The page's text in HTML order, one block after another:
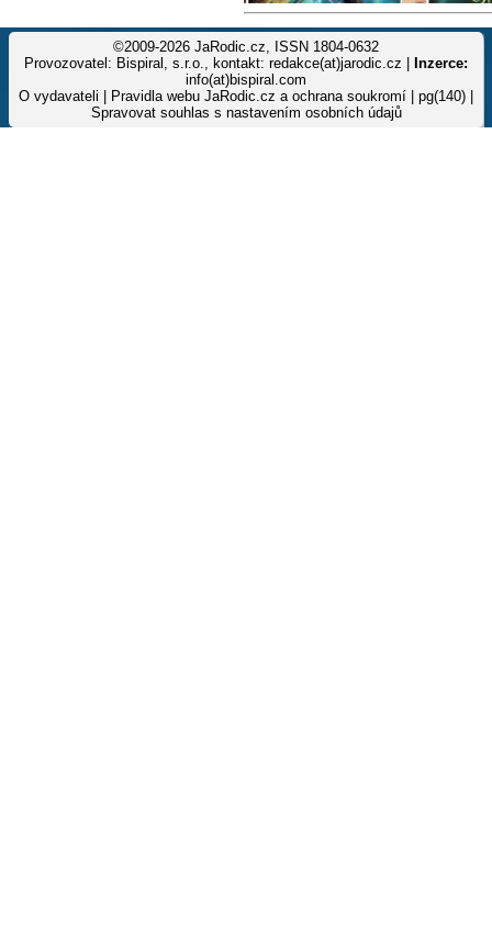
©2009-2026 JaRodic.cz, ISSN 1804-0632
Provozovatel: Bispiral, s.r.o., kontakt: redakce(at)jarodic.cz |
Inzerce:
info(at)bispiral.com
O vydavateli
Pravidla webu JaRodic.cz a ochrana soukromí | pg(140) |
Spravovat souhlas s nastavením osobních údajů